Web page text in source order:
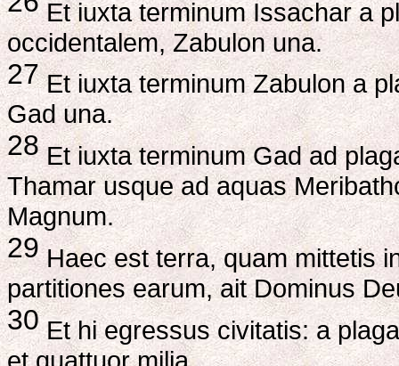
Et iuxta terminum Issachar a
occidentalem, Zabulon una.
27Et iuxta terminum Zabulon a
Gad una.
28Et iuxta terminum Gad ad
Thamar usque ad aquas
Magnum.
29Haec est terra, quam mittetis
partitiones earum, ait Dominus
30Et hi egressus civitatis: a
et quattuor milia,